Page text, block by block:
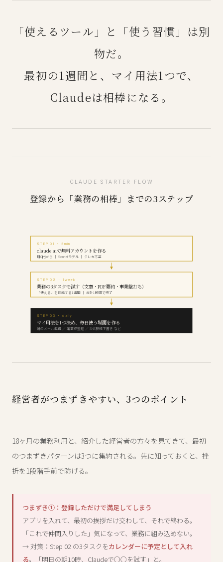
「使えるツール」と「使う習慣」は別
物だ。
最初の1週間と、マイ用法1つで、
Claudeは相棒になる。
CLAUDE STARTER FLOW
登録から「業務の相棒」までの3ステップ
STEP 01 ・ 5min
claude.aiで無料アカウントを作る
月0円から ｜ Sonnetモデル ｜ クレカ不要
STEP 02 ・ 1week
業務の3タスクで試す（文章・PDF要約・事業壁打ち）
「使える」を体感する1週間 ｜ 合計1時間で完了
STEP 03 ・ daily
マイ用法を1つ決め、毎日使う場面を作る
朝のメール返信 ／ 議事録整理 ／ SNS投稿下書き など
経営者がつまずきやすい、3つのポイント
18ヶ月の業務利用と、紹介した経営者の方々を見てきて、最初
のつまずきパターンは3つに集約される。先に知っておくと、挫
折を1段階手前で防げる。
つまずき①：登録しただけで満足してしまう
アプリを入れて、最初の挨拶だけ交わして、それで終わる。
「これで仲間入りした」気になって、業務に組み込めない。
→ 対策：Step 02 の3タスクをカレンダーに予定として入れ
る。「明日の朝10時、Claudeで○○を試す」と。